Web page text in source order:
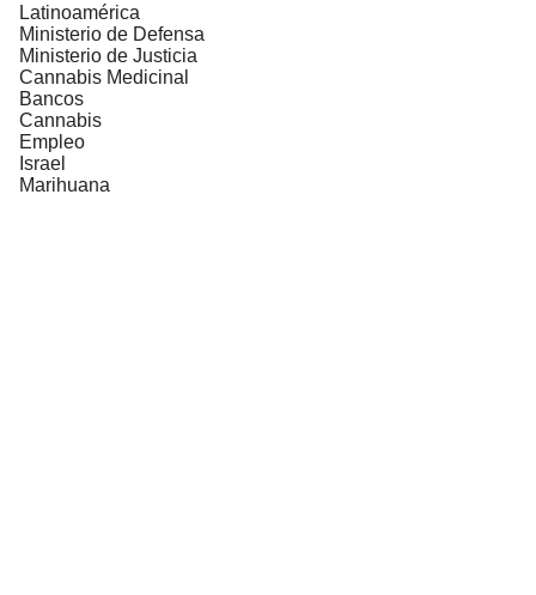
Latinoamérica
Ministerio de Defensa
Ministerio de Justicia
Cannabis Medicinal
Bancos
Cannabis
Empleo
Israel
Marihuana